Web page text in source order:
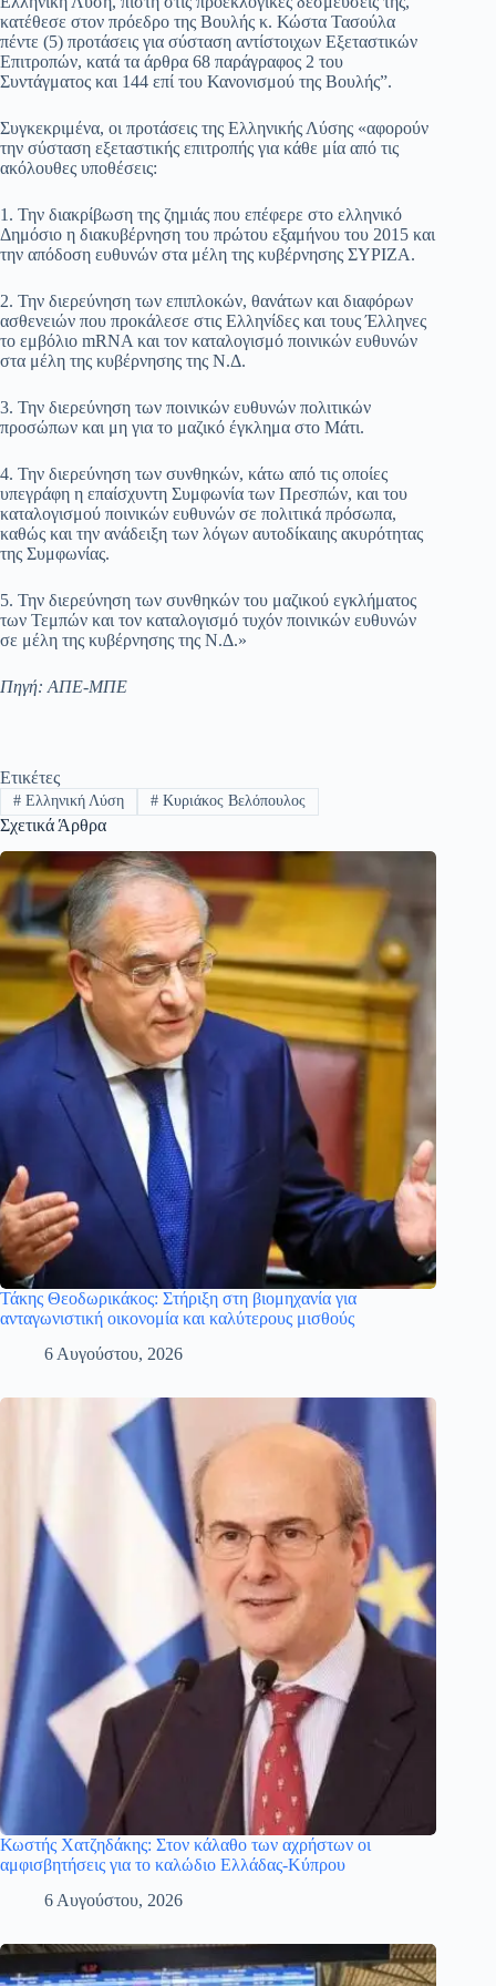
pp
m
στ
εί
τε
κατέθεσε στον πρόεδρο της Βουλής κ. Κώστα Τασούλα
πέντε (5) προτάσεις για σύσταση αντίστοιχων Εξεταστικών
Επιτροπών, κατά τα άρθρα 68 παράγραφος 2 του
Συντάγματος και 144 επί του Κανονισμού της Βουλής”.
Συγκεκριμένα, οι προτάσεις της Ελληνικής Λύσης «αφορούν
την σύσταση εξεταστικής επιτροπής για κάθε μία από τις
ακόλουθες υποθέσεις:
1. Την διακρίβωση της ζημιάς που επέφερε στο ελληνικό
Δημόσιο η διακυβέρνηση του πρώτου εξαμήνου του 2015 και
την απόδοση ευθυνών στα μέλη της κυβέρνησης ΣΥΡΙΖΑ.
2. Την διερεύνηση των επιπλοκών, θανάτων και διαφόρων
ασθενειών που προκάλεσε στις Ελληνίδες και τους Έλληνες
το εμβόλιο mRNA και τον καταλογισμό ποινικών ευθυνών
στα μέλη της κυβέρνησης της Ν.Δ.
3. Την διερεύνηση των ποινικών ευθυνών πολιτικών
προσώπων και μη για το μαζικό έγκλημα στο Μάτι.
4. Την διερεύνηση των συνθηκών, κάτω από τις οποίες
υπεγράφη η επαίσχυντη Συμφωνία των Πρεσπών, και του
καταλογισμού ποινικών ευθυνών σε πολιτικά πρόσωπα,
καθώς και την ανάδειξη των λόγων αυτοδίκαιης ακυρότητας
της Συμφωνίας.
5. Την διερεύνηση των συνθηκών του μαζικού εγκλήματος
των Τεμπών και τον καταλογισμό τυχόν ποινικών ευθυνών
σε μέλη της κυβέρνησης της Ν.Δ.»
Πηγή: ΑΠΕ-ΜΠΕ
Ετικέτες
#Ελληνική Λύση #Κυριάκος Βελόπουλος
Σχετικά Άρθρα
Τάκης Θεοδωρικάκος: Στήριξη στη βιομηχανία για
ανταγωνιστική οικονομία και καλύτερους μισθούς
6 Αυγούστου, 2026
Κωστής Χατζηδάκης: Στον κάλαθο των αχρήστων οι
αμφισβητήσεις για το καλώδιο Ελλάδας-Κύπρου
6 Αυγούστου, 2026